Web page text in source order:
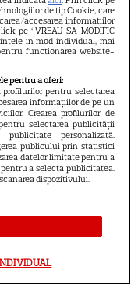
„Stăpânul
nevoit să își
cauza
Câți bani a
la adresa
cu Oscar
documentarul
Filmul are 232
de tip Cookie, care
accesarea informatiilor
pe “VREAU SA MODIFIC
in mod individual, mai
functionarea website-
pentru a oferi:
profilurilor pentru selectarea
informațiilor de pe un
Crearea profilurilor de
selectarea publicității
publicitate personalizată.
publicului prin statistici
datelor limitate pentru a
a selecta publicitatea.
dispozitivului.